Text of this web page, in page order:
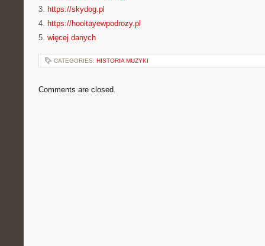
3. https://skydog.pl
4. https://hooltayewpodrozy.pl
5. więcej danych
CATEGORIES: HISTORIA MUZYKI
Comments are closed.